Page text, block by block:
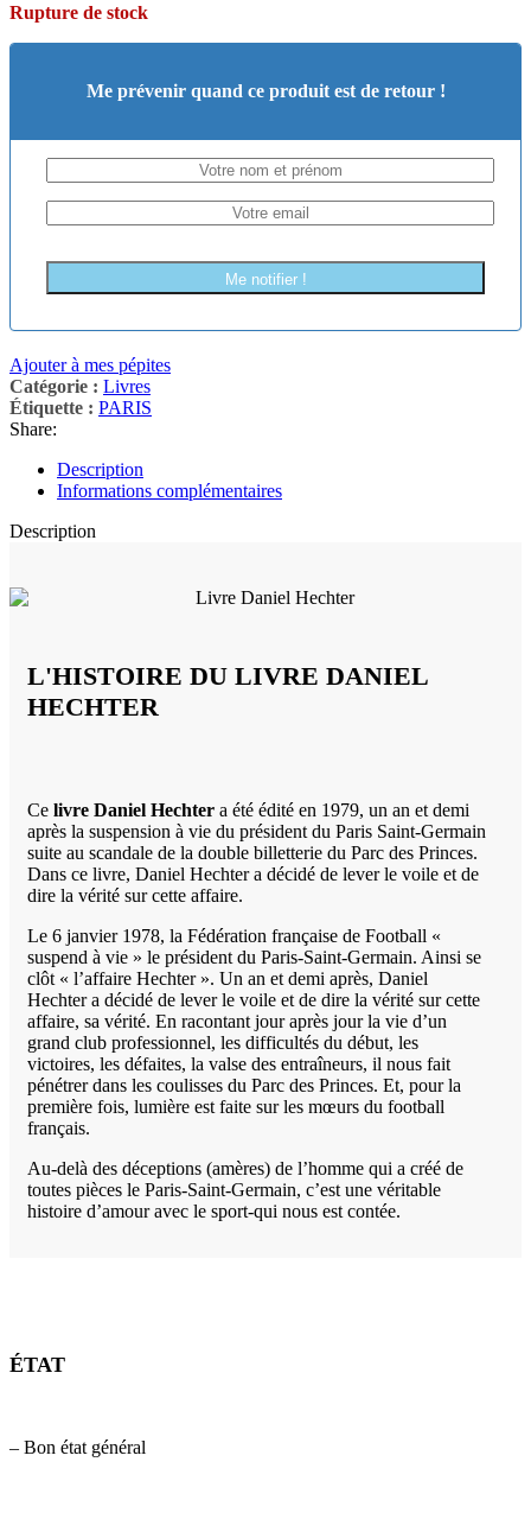
Rupture de stock
Me prévenir quand ce produit est de retour !
Me notifier !
Ajouter à mes pépites
Catégorie : Livres
Étiquette : PARIS
Share:
Description
Informations complémentaires
Description
L'HISTOIRE DU LIVRE DANIEL
HECHTER
Ce livre Daniel Hechter a été édité en 1979, un an et demi
après la suspension à vie du président du Paris Saint-Germain
suite au scandale de la double billetterie du Parc des Princes.
Dans ce livre, Daniel Hechter a décidé de lever le voile et de
dire la vérité sur cette affaire.
Le 6 janvier 1978, la Fédération française de Football «
suspend à vie » le président du Paris-Saint-Germain. Ainsi se
clôt « l’affaire Hechter ». Un an et demi après, Daniel
Hechter a décidé de lever le voile et de dire la vérité sur cette
affaire, sa vérité. En racontant jour après jour la vie d’un
grand club professionnel, les difficultés du début, les
victoires, les défaites, la valse des entraîneurs, il nous fait
pénétrer dans les coulisses du Parc des Princes. Et, pour la
première fois, lumière est faite sur les mœurs du football
français.
Au-delà des déceptions (amères) de l’homme qui a créé de
toutes pièces le Paris-Saint-Germain, c’est une véritable
histoire d’amour avec le sport-qui nous est contée.
ÉTAT
– Bon état général